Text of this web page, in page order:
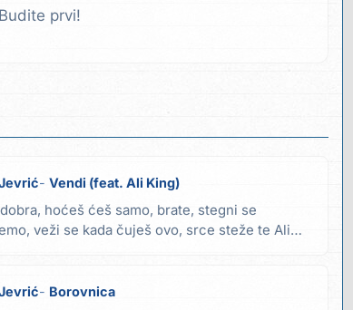
prvi!
Vendi (feat. Ali King)
hoćeš ćeš samo, brate, stegni se
veži se kada čuješ ovo, srce steže te Ali
Borovnica